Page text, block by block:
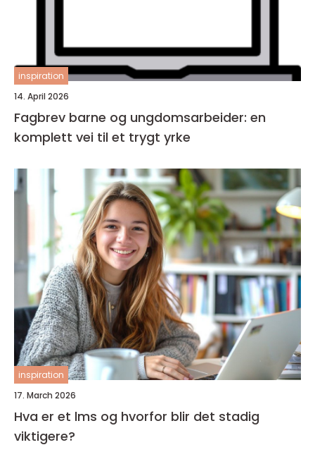
inspiration
14. April 2026
Fagbrev barne og ungdomsarbeider: en
komplett vei til et trygt yrke
inspiration
17. March 2026
Hva er et lms og hvorfor blir det stadig
viktigere?